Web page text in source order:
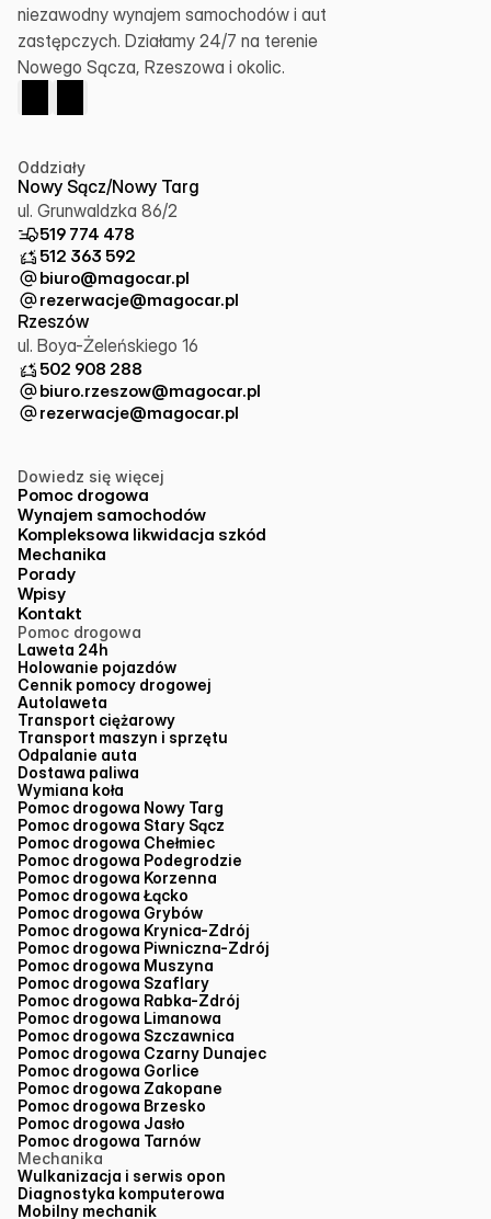
niezawodny wynajem samochodów i aut
zastępczych. Działamy 24/7 na terenie
Nowego Sącza, Rzeszowa i okolic.
Oddziały
Nowy Sącz/Nowy Targ
ul. Grunwaldzka 86/2
519 774 478
512 363 592
biuro@magocar.pl
rezerwacje@magocar.pl
Rzeszów
ul. Boya-Żeleńskiego 16
502 908 288
biuro.rzeszow@magocar.pl
rezerwacje@magocar.pl
Dowiedz się więcej
Pomoc drogowa
Wynajem samochodów
Kompleksowa likwidacja szkód
Mechanika
Porady
Wpisy
Kontakt
Pomoc drogowa
Laweta 24h
Holowanie pojazdów
Cennik pomocy drogowej
Autolaweta
Transport ciężarowy
Transport maszyn i sprzętu
Odpalanie auta
Dostawa paliwa
Wymiana koła
Pomoc drogowa Nowy Targ
Pomoc drogowa Stary Sącz
Pomoc drogowa Chełmiec
Pomoc drogowa Podegrodzie
Pomoc drogowa Korzenna
Pomoc drogowa Łącko
Pomoc drogowa Grybów
Pomoc drogowa Krynica-Zdrój
Pomoc drogowa Piwniczna-Zdrój
Pomoc drogowa Muszyna
Pomoc drogowa Szaflary
Pomoc drogowa Rabka-Zdrój
Pomoc drogowa Limanowa
Pomoc drogowa Szczawnica
Pomoc drogowa Czarny Dunajec
Pomoc drogowa Gorlice
Pomoc drogowa Zakopane
Pomoc drogowa Brzesko
Pomoc drogowa Jasło
Pomoc drogowa Tarnów
Mechanika
Wulkanizacja i serwis opon
Diagnostyka komputerowa
Mobilny mechanik